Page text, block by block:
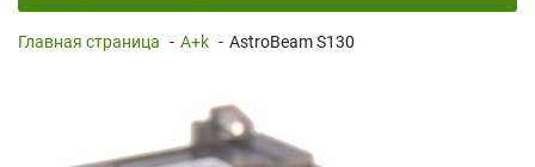
Главная страница - A+k - AstroBeam S130